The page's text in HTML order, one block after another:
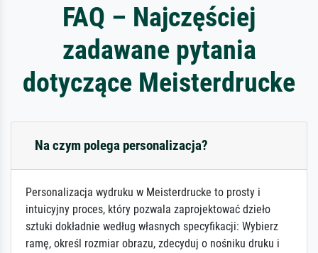
FAQ – Najczęściej
zadawane pytania
dotyczące Meisterdrucke
Na czym polega personalizacja?
Personalizacja wydruku w Meisterdrucke to prosty i
intuicyjny proces, który pozwala zaprojektować dzieło
sztuki dokładnie według własnych specyfikacji: Wybierz
ramę, określ rozmiar obrazu, zdecyduj o nośniku druku i